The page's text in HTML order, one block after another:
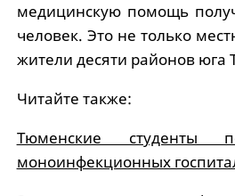
медицинскую помощь
человек. Это не только
жители десяти районов юга
Читайте также:
Тюменские студенты
моноинфекционных